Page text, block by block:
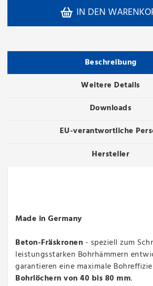
IN DEN
Beschreibung
Weitere Details
Downloads
EU-verantwortliche
Hersteller
Made in Germany
Beton-Fräskronen - speziell zum
leistungsstarken Bohrhämmern
garantieren eine maximale
Bohrlöchern von 40 bis 80 mm.